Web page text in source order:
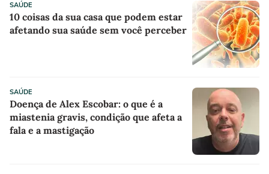
SAÚDE
10 coisas da sua casa que podem estar
afetando sua saúde sem você perceber
SAÚDE
Doença de Alex Escobar: o que é a
miastenia gravis, condição que afeta a
fala e a mastigação